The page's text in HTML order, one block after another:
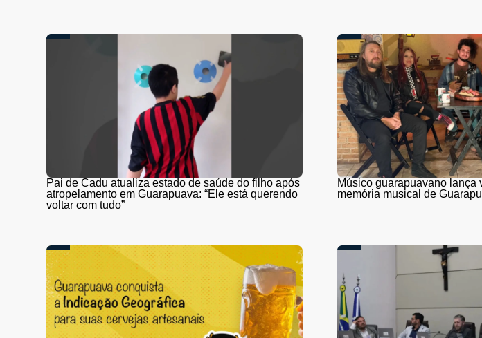
Pai de Cadu atualiza estado de saúde do filho após
atropelamento em Guarapuava: “Ele está querendo
voltar com tudo”
Músico guarapuavano lança
memória musical de